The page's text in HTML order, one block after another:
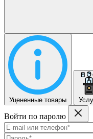
Уцененные товары
Войти по паролю